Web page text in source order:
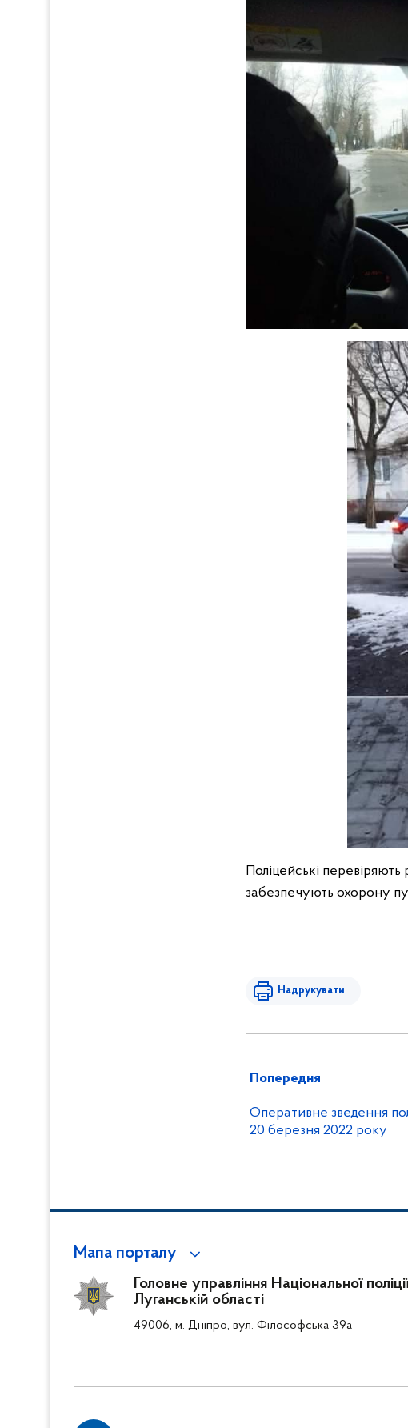
Поліцейські перевіряють
забезпечують охорону
Надрукувати
Попередня
Оперативне зведення
20 березня 2022 року
Мапа порталу
Головне управління Національної
Луганській області
49006, м. Дніпро, вул. Філософська 39а